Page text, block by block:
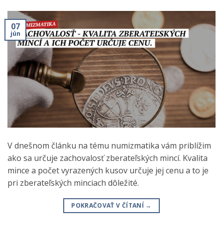
07
jún
V dnešnom článku na tému numizmatika vám priblížim
ako sa určuje zachovalosť zberateľských mincí. Kvalita
mince a počet vyrazených kusov určuje jej cenu a to je
pri zberateľských minciach dôležité.
POKRAČOVAŤ V ČÍTANÍ →